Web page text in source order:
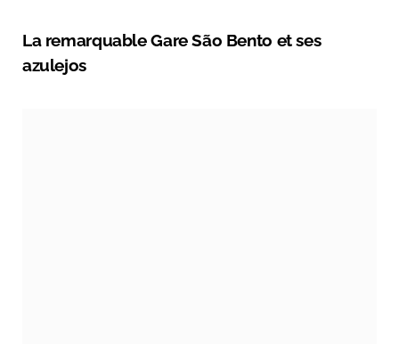
La remarquable Gare São Bento et ses
azulejos